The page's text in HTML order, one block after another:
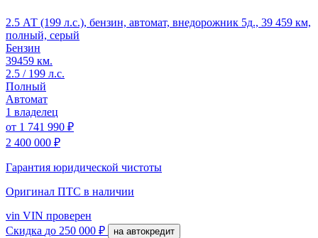
2.5 АТ (199 л.с.), бензин, автомат, внедорожник 5д., 39 459 км,
полный, серый
Бензин
39459 км.
2.5 / 199 л.с.
Полный
Автомат
1 владелец
от 1 741 990 ₽
2 400 000 ₽
Гарантия юридической чистоты
Оригинал ПТС в наличии
vin VIN проверен
Скидка до 250 000 ₽ на автокредит